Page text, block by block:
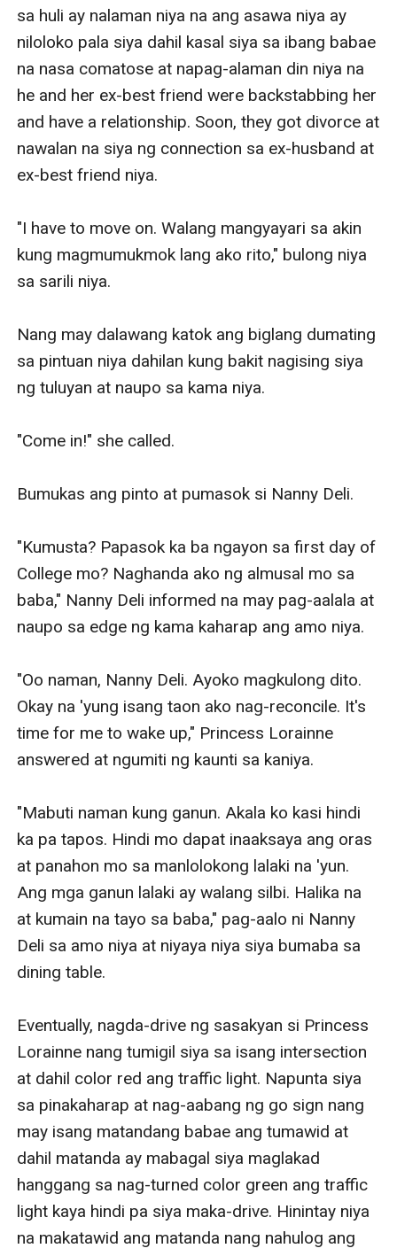
sa huli ay nalaman niya na ang asawa niya ay
niloloko pala siya dahil kasal siya sa ibang babae
na nasa comatose at napag-alaman din niya na
he and her ex-best friend were backstabbing her
and have a relationship. Soon, they got divorce at
nawalan na siya ng connection sa ex-husband at
ex-best friend niya.
"I have to move on. Walang mangyayari sa akin
kung magmumukmok lang ako rito," bulong niya
sa sarili niya.
Nang may dalawang katok ang biglang dumating
sa pintuan niya dahilan kung bakit nagising siya
ng tuluyan at naupo sa kama niya.
"Come in!" she called.
Bumukas ang pinto at pumasok si Nanny Deli.
"Kumusta? Papasok ka ba ngayon sa first day of
College mo? Naghanda ako ng almusal mo sa
baba," Nanny Deli informed na may pag-aalala at
naupo sa edge ng kama kaharap ang amo niya.
"Oo naman, Nanny Deli. Ayoko magkulong dito.
Okay na 'yung isang taon ako nag-reconcile. It's
time for me to wake up," Princess Lorainne
answered at ngumiti ng kaunti sa kaniya.
"Mabuti naman kung ganun. Akala ko kasi hindi
ka pa tapos. Hindi mo dapat inaaksaya ang oras
at panahon mo sa manlolokong lalaki na 'yun.
Ang mga ganun lalaki ay walang silbi. Halika na
at kumain na tayo sa baba," pag-aalo ni Nanny
Deli sa amo niya at niyaya niya siya bumaba sa
dining table.
Eventually, nagda-drive ng sasakyan si Princess
Lorainne nang tumigil siya sa isang intersection
at dahil color red ang traffic light. Napunta siya
sa pinakaharap at nag-aabang ng go sign nang
may isang matandang babae ang tumawid at
dahil matanda ay mabagal siya maglakad
hanggang sa nag-turned color green ang traffic
light kaya hindi pa siya maka-drive. Hinintay niya
na makatawid ang matanda nang nahulog ang